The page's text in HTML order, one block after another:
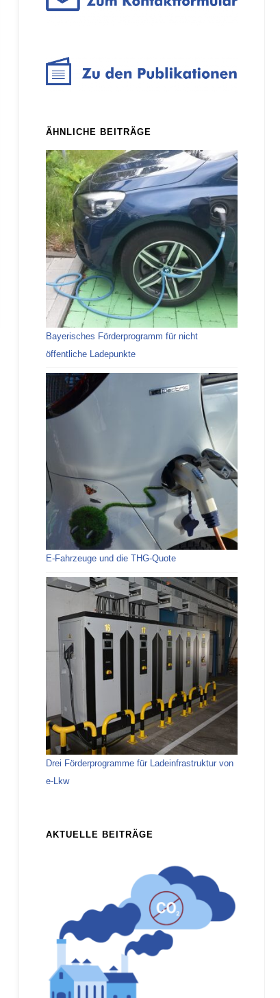
ÄHNLICHE BEITRÄGE
Bayerisches Förderprogramm für nicht
öffentliche Ladepunkte
E-Fahrzeuge und die THG-Quote
Drei Förderprogramme für Ladeinfrastruktur von
e‑Lkw
AKTUELLE BEITRÄGE